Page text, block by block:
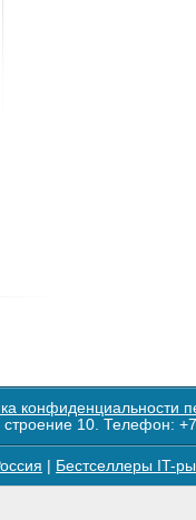
конфиденциальности
строение 10. Телефон:
Бестселлеры IT-